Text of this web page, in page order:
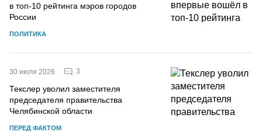
в топ-10 рейтинга мэров городов
России
ПОЛИТИКА
30 июля 2026 3
Текслер уволил заместителя
председателя правительства
Челябинской области
ПЕРЕД ФАКТОМ